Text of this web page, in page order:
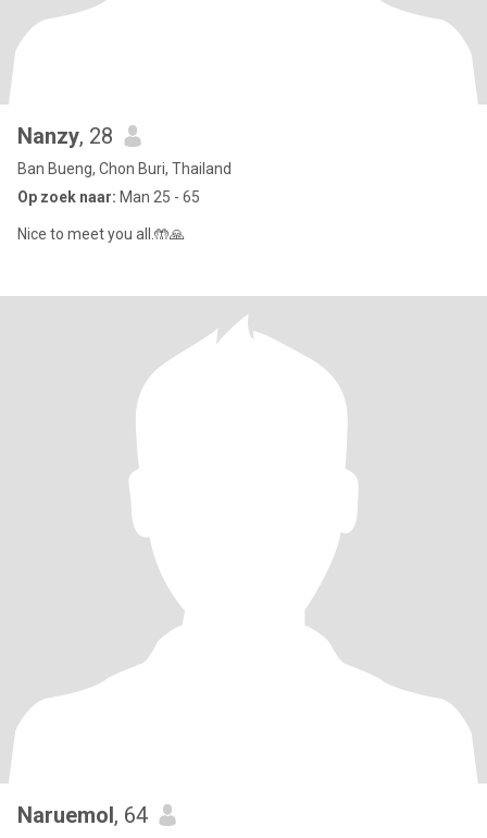
Nanzy, 28
Ban Bueng, Chon Buri, Thailand
Op zoek naar: Man 25 - 65
Nice to meet you all.🤲🙏
Naruemol, 64